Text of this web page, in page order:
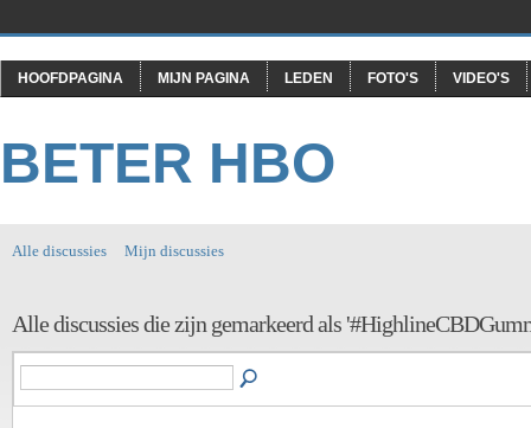
HOOFDPAGINA MIJN PAGINA LEDEN FOTO'S VIDEO'S
BETER HBO
Alle discussies Mijn discussies
Alle discussies die zijn gemarkeerd als